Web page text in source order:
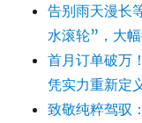
告别雨天漫长
水滚轮”，大
首月订单破万
凭实力重新定
致敬纯粹驾驭